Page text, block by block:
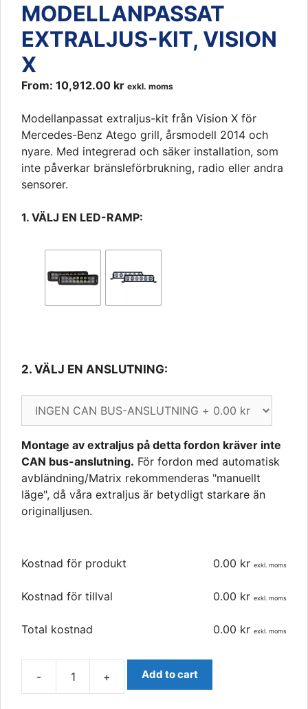
MODELLANPASSAT
EXTRALJUS-KIT, VISION
X
From: 10,912.00 kr exkl. moms
Modellanpassat extraljus-kit från Vision X för
Mercedes-Benz Atego grill, årsmodell 2014 och
nyare. Med integrerad och säker installation, som
inte påverkar bränsleförbrukning, radio eller andra
sensorer.
1. VÄLJ EN LED-RAMP:
2. VÄLJ EN ANSLUTNING:
Montage av extraljus på detta fordon kräver inte
CAN bus-anslutning. För fordon med automatisk
avbländning/Matrix rekommenderas "manuellt
läge", då våra extraljus är betydligt starkare än
originalljusen.
Kostnad för produkt 0.00 kr exkl. moms
Kostnad för tillval 0.00 kr exkl. moms
Total kostnad 0.00 kr exkl. moms
- + Add to cart